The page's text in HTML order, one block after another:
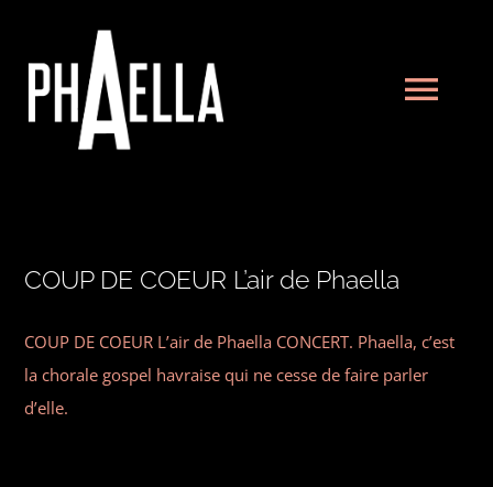
Calendrier
Photos
Articles
COUP DE COEUR L’air de Phaella
COUP DE COEUR L’air de Phaella CONCERT. Phaella, c’est
la chorale gospel havraise qui ne cesse de faire parler
d’elle.